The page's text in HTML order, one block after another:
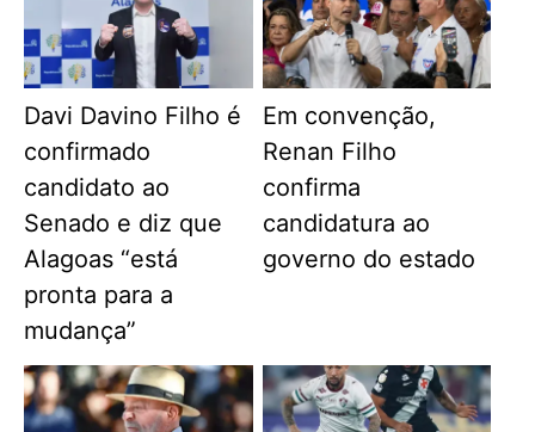
Davi Davino Filho é
confirmado
candidato ao
Senado e diz que
Alagoas “está
pronta para a
mudança”
Em convenção,
Renan Filho
confirma
candidatura ao
governo do estado